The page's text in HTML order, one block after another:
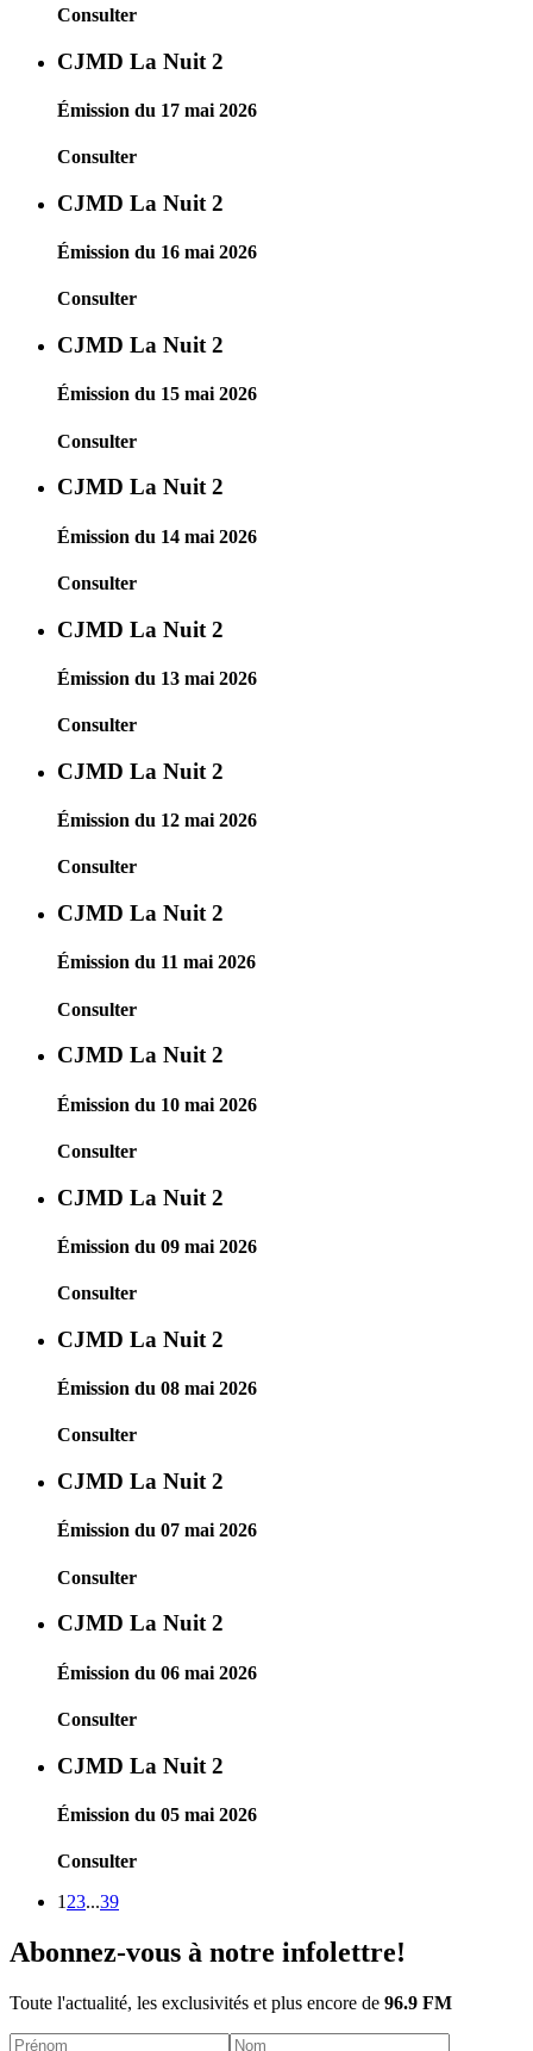
Consulter
CJMD La Nuit 2
Émission du 17 mai 2026
Consulter
CJMD La Nuit 2
Émission du 16 mai 2026
Consulter
CJMD La Nuit 2
Émission du 15 mai 2026
Consulter
CJMD La Nuit 2
Émission du 14 mai 2026
Consulter
CJMD La Nuit 2
Émission du 13 mai 2026
Consulter
CJMD La Nuit 2
Émission du 12 mai 2026
Consulter
CJMD La Nuit 2
Émission du 11 mai 2026
Consulter
CJMD La Nuit 2
Émission du 10 mai 2026
Consulter
CJMD La Nuit 2
Émission du 09 mai 2026
Consulter
CJMD La Nuit 2
Émission du 08 mai 2026
Consulter
CJMD La Nuit 2
Émission du 07 mai 2026
Consulter
CJMD La Nuit 2
Émission du 06 mai 2026
Consulter
CJMD La Nuit 2
Émission du 05 mai 2026
Consulter
1 23...39
Abonnez-vous à notre infolettre!
Toute l'actualité, les exclusivités et plus encore de 96.9 FM